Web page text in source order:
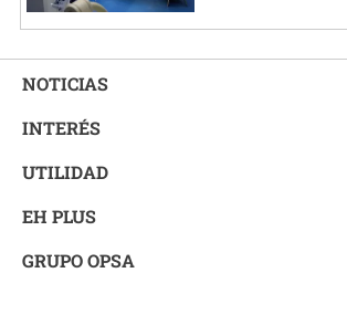
NOTICIAS
INTERÉS
UTILIDAD
EH PLUS
GRUPO OPSA